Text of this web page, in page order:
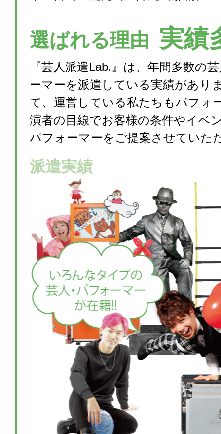
選ばれる理由 実績
『芸人派遣Lab.』は、年間多数の
ーマーを派遣している実績があり
て、運営している私たちもパフォ
演者の目線でお客様の条件やイベ
パフォーマーをご提案させていた
派遣実績